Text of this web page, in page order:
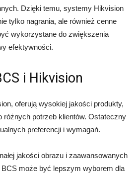
Dzięki temu, systemy Hikvision
tylko nagrania, ale również cenne
wykorzystane do zwiększenia
efektywności.
i Hikvision
oferują wysokiej jakości produkty,
różnych potrzeb klientów. Ostateczny
preferencji i wymagań.
jakości obrazu i zaawansowanych
może być lepszym wyborem dla